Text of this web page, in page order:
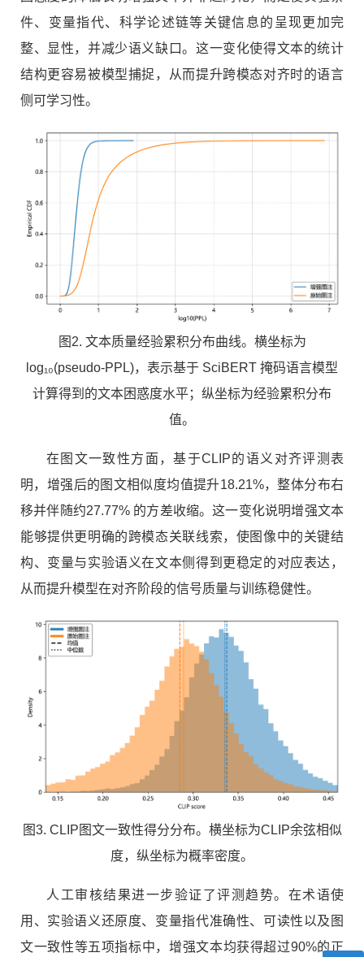
件、变量指代、科学论述链等关键信息的呈现更加完
整、显性，并减少语义缺口。这一变化使得文本的统计
结构更容易被模型捕捉，从而提升跨模态对齐时的语言
侧可学习性。
图2. 文本质量经验累积分布曲线。横坐标为
log₁₀(pseudo-PPL)，表示基于 SciBERT 掩码语言模型
计算得到的文本困惑度水平；纵坐标为经验累积分布
值。
在图文一致性方面，基于CLIP的语义对齐评测表
明，增强后的图文相似度均值提升18.21%，整体分布右
移并伴随约27.77% 的方差收缩。这一变化说明增强文本
能够提供更明确的跨模态关联线索，使图像中的关键结
构、变量与实验语义在文本侧得到更稳定的对应表达，
从而提升模型在对齐阶段的信号质量与训练稳健性。
图3. CLIP图文一致性得分分布。横坐标为CLIP余弦相似
度，纵坐标为概率密度。
人工审核结果进一步验证了评测趋势。在术语使
用、实验语义还原度、变量指代准确性、可读性以及图
文一致性等五项指标中，增强文本均获得超过90%的正